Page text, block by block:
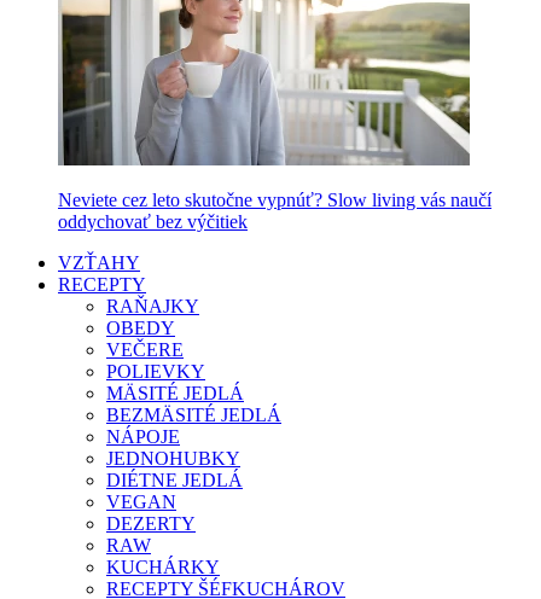
Neviete cez leto skutočne vypnúť? Slow living vás naučí
oddychovať bez výčitiek
VZŤAHY
RECEPTY
RAŇAJKY
OBEDY
VEČERE
POLIEVKY
MÄSITÉ JEDLÁ
BEZMÄSITÉ JEDLÁ
NÁPOJE
JEDNOHUBKY
DIÉTNE JEDLÁ
VEGAN
DEZERTY
RAW
KUCHÁRKY
RECEPTY ŠÉFKUCHÁROV